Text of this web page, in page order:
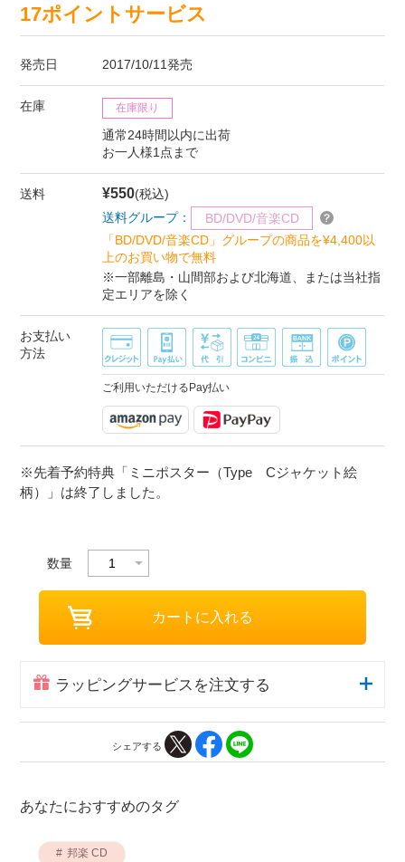
17ポイントサービス
発売日 2017/10/11発売
在庫 在庫限り
通常24時間以内に出荷
お一人様1点まで
送料 ¥550(税込)
送料グループ：
BD/DVD/音楽CD
「BD/DVD/音楽CD」グループの商品を¥4,400以
上のお買い物で無料
※一部離島・山間部および北海道、または当社指
定エリアを除く
お支払い
方法
ご利用いただけるPay払い
※先着予約特典「ミニポスター（Type Cジャケット絵
柄）」は終了しました。
数量
ラッピングサービスを注文する
シェアする
あなたにおすすめのタグ
邦楽 CD